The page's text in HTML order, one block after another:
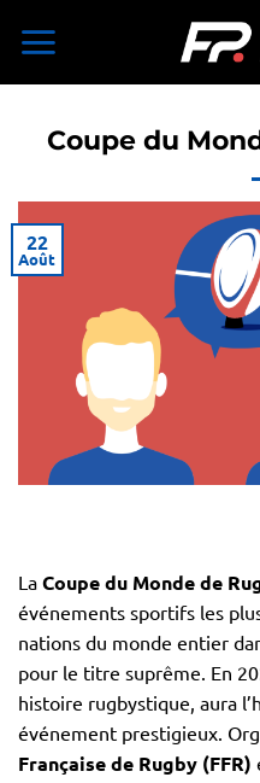
Coupe du
22
Août
La Coupe du Monde de
événements sportifs les
nations du monde entier
pour le titre suprême. En
histoire rugbystique, aura
événement prestigieux.
Française de Rugby (FFR)